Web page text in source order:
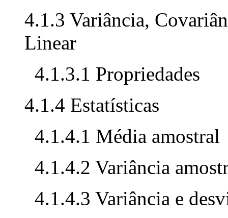
4.1.3 Variância,
Linear
4.1.3.1 Propriedades
4.1.4 Estatísticas
4.1.4.1 Média amostral
4.1.4.2 Variância
4.1.4.3 Variância e